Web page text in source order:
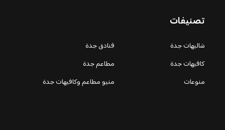
تصنيفات
شاليهات جدة
فنادق جدة
كافيهات جدة
مطاعم جدة
منوعات
منيو مطاعم وكافيهات جدة